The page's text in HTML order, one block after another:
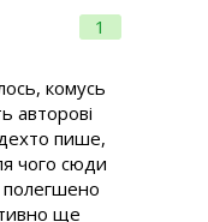
1
комусь
авторові
пише,
чого сюди
полегшено
ще